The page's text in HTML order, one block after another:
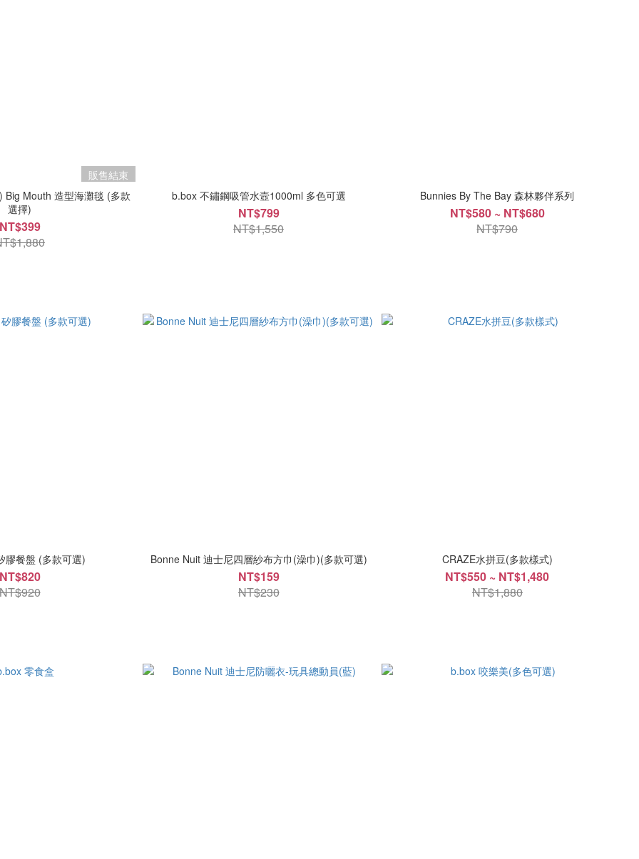
販售結束
Big Mouth 造型海灘毯 (多款
選擇)
b.box 不鏽鋼吸管水壼1000ml 多色可選
NT$799
NT$1,550
Bunnies By The Bay 森林夥伴系列
NT$580 ~ NT$680
NT$790
膠餐盤 (多款可選) Bonne Nuit 迪士尼四層紗布方巾(澡巾)(多款可選)
NT$159
NT$230
CRAZE水拼豆(多款樣式)
NT$550 ~ NT$1,480
NT$1,880